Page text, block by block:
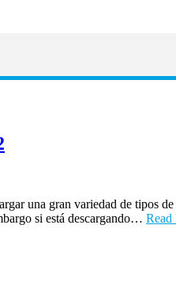
una gran variedad de tipos
si está descargando… Read